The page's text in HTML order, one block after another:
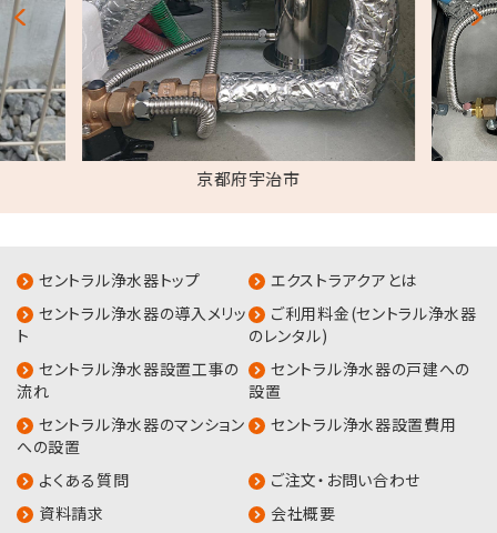
京都府宇治市
セントラル浄水器トップ
エクストラアクアとは
セントラル浄水器の導入メリッ
ト
ご利用料金(セントラル浄水器
のレンタル)
セントラル浄水器設置工事の
流れ
セントラル浄水器の戸建への
設置
セントラル浄水器のマンション
への設置
セントラル浄水器設置費用
よくある質問
ご注文・お問い合わせ
資料請求
会社概要